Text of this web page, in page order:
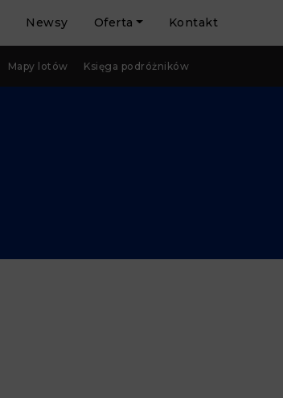
Newsy Oferta Kontakt
Mapy lotów Księga podróżników